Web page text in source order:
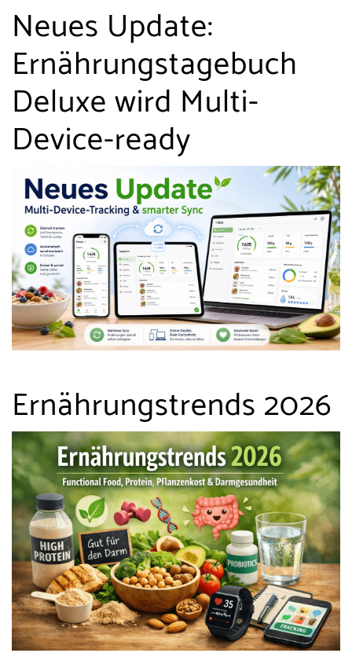
Neues Update:
Ernährungstagebuch
Deluxe wird Multi-
Device-ready
Ernährungstrends 2026